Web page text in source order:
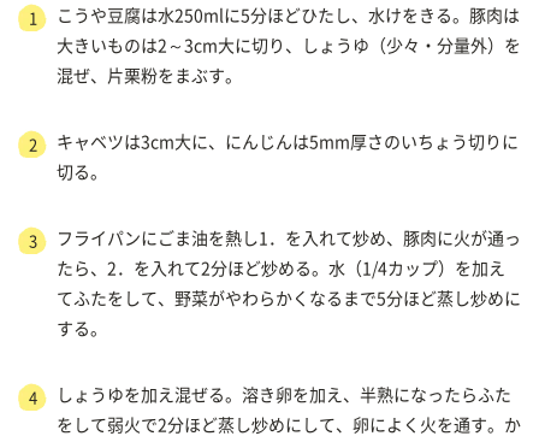
1
こうや豆腐は水250mlに5分ほどひたし、水けをきる。豚肉は
大きいものは2～3cm大に切り、しょうゆ（少々・分量外）を
混ぜ、片栗粉をまぶす。
2
キャベツは3cm大に、にんじんは5mm厚さのいちょう切りに
切る。
3
フライパンにごま油を熱し1．を入れて炒め、豚肉に火が通っ
たら、2．を入れて2分ほど炒める。水（1/4カップ）を加え
てふたをして、野菜がやわらかくなるまで5分ほど蒸し炒めに
する。
4
しょうゆを加え混ぜる。溶き卵を加え、半熟になったらふた
をして弱火で2分ほど蒸し炒めにして、卵によく火を通す。か